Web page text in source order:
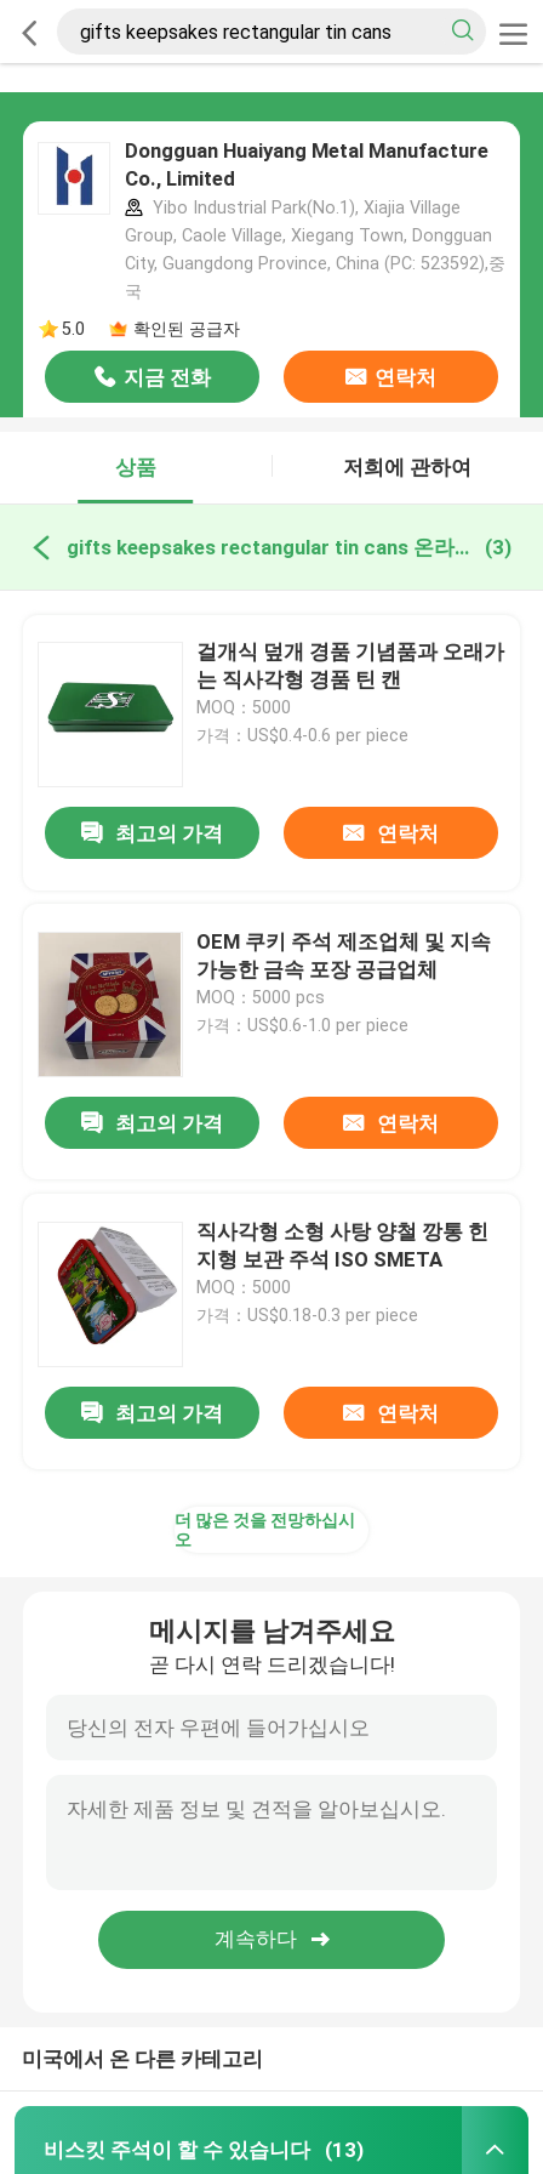
Dongguan Huaiyang Metal Manufacture
Co., Limited
Yibo Industrial Park(No.1), Xiajia Village
Group, Caole Village, Xiegang Town, Dongguan
City, Guangdong Province, China (PC: 523592),중
국
5.0
확인된 공급자
지금 전화 연락처
상품 저희에 관하여
gifts keepsakes rectangular tin cans 온라인 제조 (3)
걸개식 덮개 경품 기념품과 오래가
는 직사각형 경품 틴 캔
MOQ：5000
가격：US$0.4-0.6 per piece
최고의 가격 연락처
OEM 쿠키 주석 제조업체 및 지속
가능한 금속 포장 공급업체
MOQ：5000 pcs
가격：US$0.6-1.0 per piece
최고의 가격 연락처
직사각형 소형 사탕 양철 깡통 힌
지형 보관 주석 ISO SMETA
MOQ：5000
가격：US$0.18-0.3 per piece
최고의 가격 연락처
더 많은 것을 전망하십시
오
메시지를 남겨주세요
곧 다시 연락 드리겠습니다!
미국에서 온 다른 카테고리
비스킷 주석이 할 수 있습니다 (13)